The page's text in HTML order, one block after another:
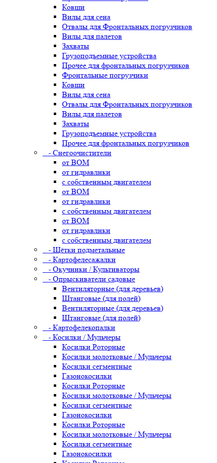
Ковши
Вилы для сена
Отвалы для Фронтальных погрузчиков
Вилы для палетов
Захваты
Грузоподъемные устройства
Прочее для фронтальных погрузчиков
Фронтальные погрузчики
Ковши
Вилы для сена
Отвалы для Фронтальных погрузчиков
Вилы для палетов
Захваты
Грузоподъемные устройства
Прочее для фронтальных погрузчиков
- Снегоочистители
от ВОМ
от гидравлики
с собственным двигателем
от ВОМ
от гидравлики
с собственным двигателем
от ВОМ
от гидравлики
с собственным двигателем
- Щётки подметальные
- Картофелесажалки
- Окучники / Культиваторы
- Опрыскиватели садовые
Вентиляторные (для деревьев)
Штанговые (для полей)
Вентиляторные (для деревьев)
Штанговые (для полей)
- Картофелекопалки
- Косилки / Мульчеры
Косилки Роторные
Косилки молотковые / Мульчеры
Косилки сегментные
Газонокосилки
Косилки Роторные
Косилки молотковые / Мульчеры
Косилки сегментные
Газонокосилки
Косилки Роторные
Косилки молотковые / Мульчеры
Косилки сегментные
Газонокосилки